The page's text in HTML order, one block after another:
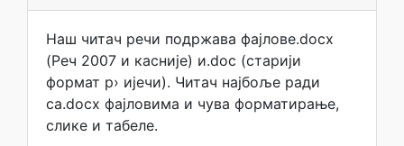
Наш читач речи подржава фајлове.docx
(Реч 2007 и касније) и.doc (старији
формат р› ијечи). Читач најбоље ради
са.docx фајловима и чува форматирање,
слике и табеле.